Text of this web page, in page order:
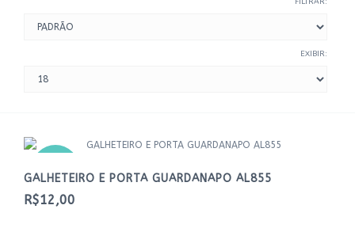
EXIBIR:
GALHETEIRO E PORTA GUARDANAPO AL855
R$12,00